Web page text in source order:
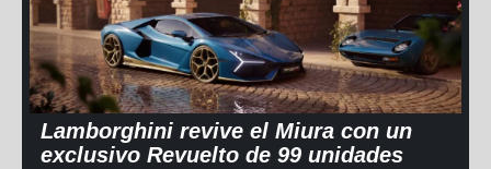
Lamborghini revive el Miura con un
exclusivo Revuelto de 99 unidades